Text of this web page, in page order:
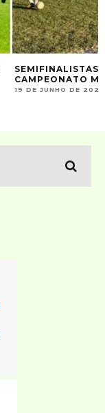
SEMIFINALISTAS
CAMPEONATO
19 DE JUNHO DE 2023